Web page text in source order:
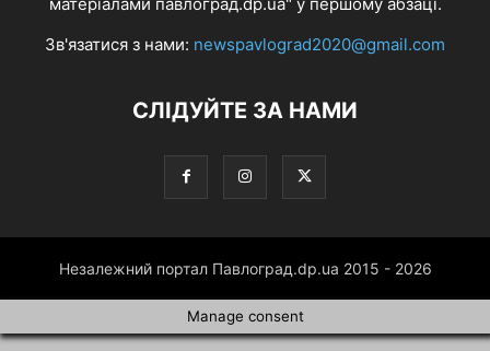
Зв'язатися з нами: newspavlograd2020@gmail.com
СЛІДУЙТЕ ЗА НАМИ
Незалежний портал Павлоград.dp.ua 2015 - 2026
Manage consent